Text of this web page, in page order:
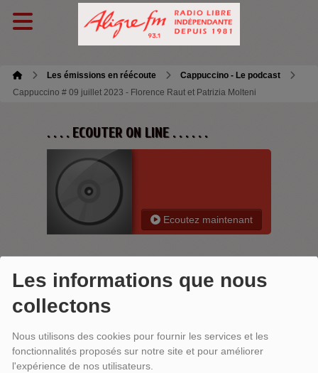
Les informations que nous
collectons
Nous utilisons des cookies pour fournir les services et les
fonctionnalités proposés sur notre site et pour améliorer
l'expérience de nos utilisateurs.
Les émissions en réécoute
Cappuccino - Le podcast
Cappuccino # 09 juillet 2023 - Florence Raut et Patrizia Molteni
. . . . ECOUTER ON LINE . . . . . .
Ecoutez maintenant
CAPPUCCINO # 09 JUILLET 2023 -
MOLTENI